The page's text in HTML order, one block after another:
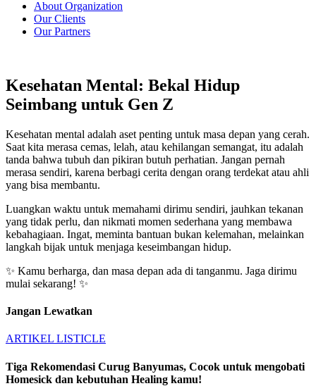
About Organization
Our Clients
Our Partners
Kesehatan Mental: Bekal Hidup
Seimbang untuk Gen Z
Kesehatan mental adalah aset penting untuk masa depan yang cerah.
Saat kita merasa cemas, lelah, atau kehilangan semangat, itu adalah
tanda bahwa tubuh dan pikiran butuh perhatian. Jangan pernah
merasa sendiri, karena berbagi cerita dengan orang terdekat atau ahli
yang bisa membantu.
Luangkan waktu untuk memahami dirimu sendiri, jauhkan tekanan
yang tidak perlu, dan nikmati momen sederhana yang membawa
kebahagiaan. Ingat, meminta bantuan bukan kelemahan, melainkan
langkah bijak untuk menjaga keseimbangan hidup.
✨ Kamu berharga, dan masa depan ada di tanganmu. Jaga dirimu
mulai sekarang! ✨
Jangan Lewatkan
ARTIKEL LISTICLE
Tiga Rekomendasi Curug Banyumas, Cocok untuk mengobati
Homesick dan kebutuhan Healing kamu!